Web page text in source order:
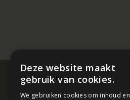
Deze website maakt
gebruik van cookies.
We gebruiken cookies om inhoud en